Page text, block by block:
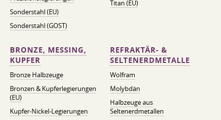
Sonderstahl (EU)
Sonderstahl (GOST)
Titan (EU)
BRONZE, MESSING,
KUPFER
Bronze Halbzeuge
Bronzen & Kupferlegierungen
(EU)
Kupfer-Nickel-Legierungen
REFRAKTÄR- &
SELTENERDMETALLE
Wolfram
Molybdän
Halbzeuge aus
Seltenerdmetallen